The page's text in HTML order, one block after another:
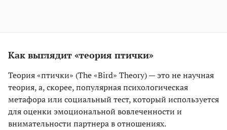
Как выглядит «теория птички»
Теория «птички» (The «Bird» Theory) — это не научная
теория, а, скорее, популярная психологическая
метафора или социальный тест, который используется
для оценки эмоциональной вовлеченности и
внимательности партнера в отношениях.